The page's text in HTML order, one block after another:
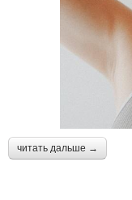
читать дальше →